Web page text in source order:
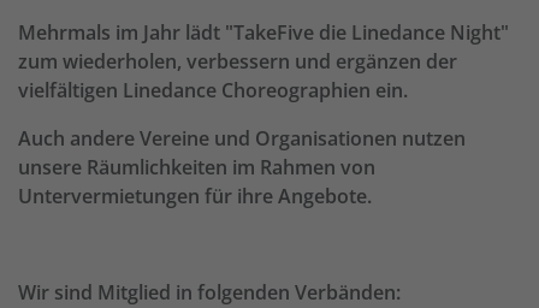
Mehrmals im Jahr lädt "TakeFive die Linedance Night"
zum wiederholen, verbessern und ergänzen der
vielfältigen Linedance Choreographien ein.
Auch andere Vereine und Organisationen nutzen
unsere Räumlichkeiten im Rahmen von
Untervermietungen für ihre Angebote.
Wir sind Mitglied in folgenden Verbänden: